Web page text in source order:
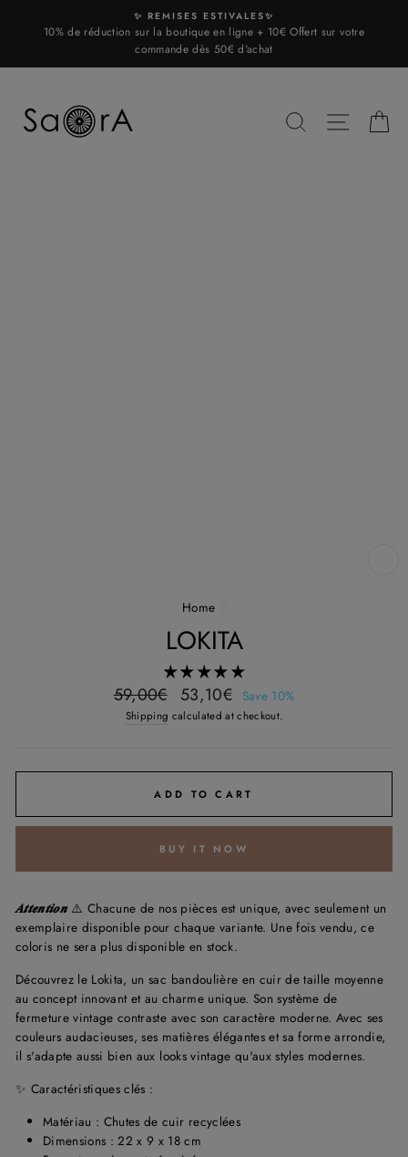
✨ REMISES ESTIVALES✨
10% de réduction sur la boutique en ligne + 10€ Offert sur votre
commande dès 50€ d'achat
SEARCHSITE
Home
LOKITA
Regular
price
59,00€
Sale
price
53,10€ Save 10%
Shipping calculated at checkout.
ADD TO CART
BUY IT NOW
𝑨𝒕𝒕𝒆𝒏𝒕𝒊𝒐𝒏⚠️ Chacune de nos pièces est unique, avec seulement un
exemplaire disponible pour chaque variante. Une fois vendu, ce
coloris ne sera plus disponible en stock.
Découvrez le Lokita, un sac bandoulière en cuir de taille moyenne
au concept innovant et au charme unique. Son système de
fermeture vintage contraste avec son caractère moderne. Avec ses
couleurs audacieuses, ses matières élégantes et sa forme arrondie,
il s'adapte aussi bien aux looks vintage qu'aux styles modernes.
✨ Caractéristiques clés :
Matériau : Chutes de cuir recyclées
Dimensions : 22 x 9 x 18 cm